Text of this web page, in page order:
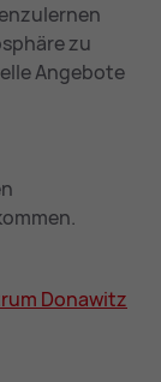
zu
Angebote
Do­na­witz